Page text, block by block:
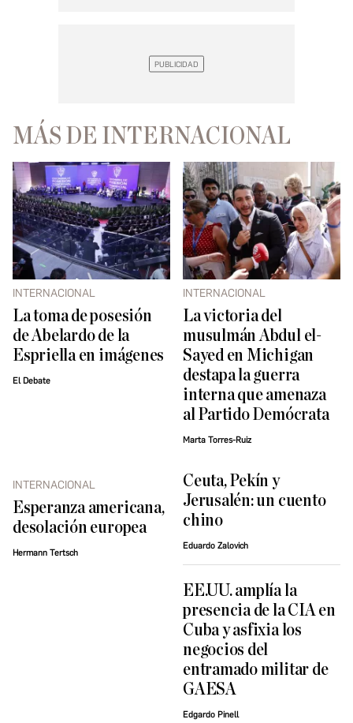
MÁS DE INTERNACIONAL
INTERNACIONAL
La toma de posesión
de Abelardo de la
Espriella en imágenes
El Debate
INTERNACIONAL
La victoria del
musulmán Abdul el-
Sayed en Michigan
destapa la guerra
interna que amenaza
al Partido Demócrata
Marta Torres-Ruiz
INTERNACIONAL
Esperanza americana,
desolación europea
Hermann Tertsch
Ceuta, Pekín y
Jerusalén: un cuento
chino
Eduardo Zalovich
EE.UU. amplía la
presencia de la CIA en
Cuba y asfixia los
negocios del
entramado militar de
GAESA
Edgardo Pinell